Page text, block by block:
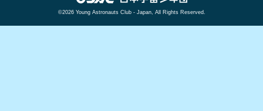
©2026 Young Astronauts Club - Japan, All Rights Reserved.